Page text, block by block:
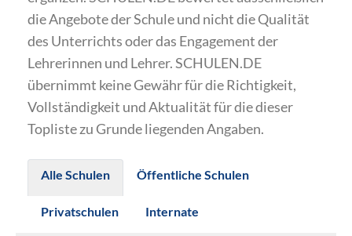
die Angebote der Schule und nicht die Qualität
des Unterrichts oder das Engagement der
Lehrerinnen und Lehrer. SCHULEN.DE
übernimmt keine Gewähr für die Richtigkeit,
Vollständigkeit und Aktualität für die dieser
Topliste zu Grunde liegenden Angaben.
Alle Schulen Öffentliche Schulen
Privatschulen Internate